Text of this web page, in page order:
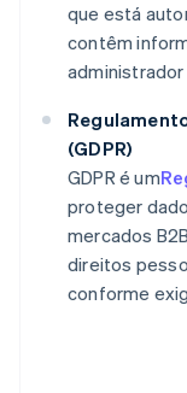
que está
contêm
(GDPR)
GDPR é um
proteger
mercados
direitos
conforme